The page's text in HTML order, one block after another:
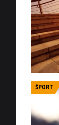
ŠPORT